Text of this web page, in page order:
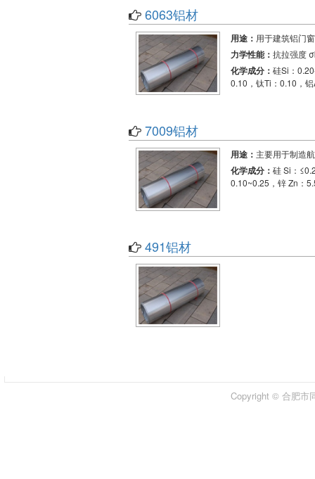
6063铝材
用途： 用于建筑铝门
力学性能： 抗拉强度
化学成分： 硅Si：
0.10，钛Ti：0.10，
7009铝材
用途： 主要用于制造
化学成分： 硅 Si：
0.10~0.25，锌 Zn：
491铝材
Copyright © 合肥市